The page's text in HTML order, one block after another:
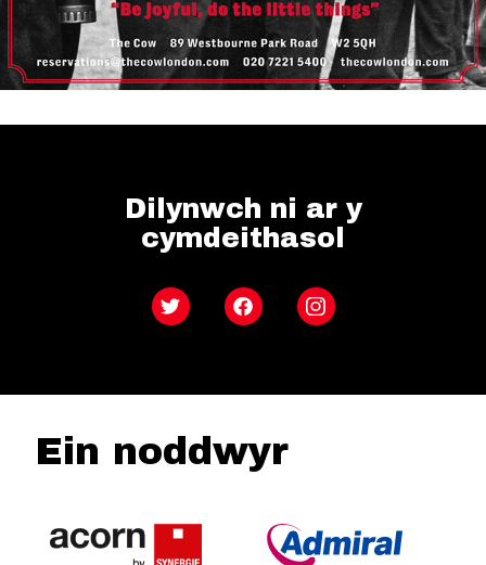
Dilynwch ni ar y
cymdeithasol
Twitter FacebookInstagram
Ein noddwyr